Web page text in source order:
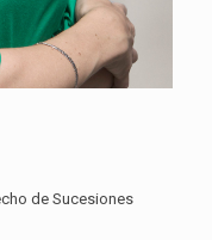
de Sucesiones